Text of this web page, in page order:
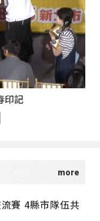
印記
賽 4縣市隊伍共